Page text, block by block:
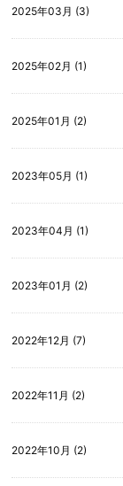
2025年03月 (3)
2025年02月 (1)
2025年01月 (2)
2023年05月 (1)
2023年04月 (1)
2023年01月 (2)
2022年12月 (7)
2022年11月 (2)
2022年10月 (2)